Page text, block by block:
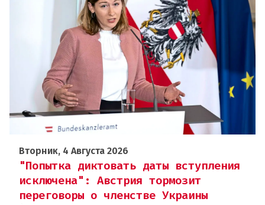
Вторник, 4 Августа 2026
"Попытка диктовать даты вступления
исключена": Австрия тормозит
переговоры о членстве Украины